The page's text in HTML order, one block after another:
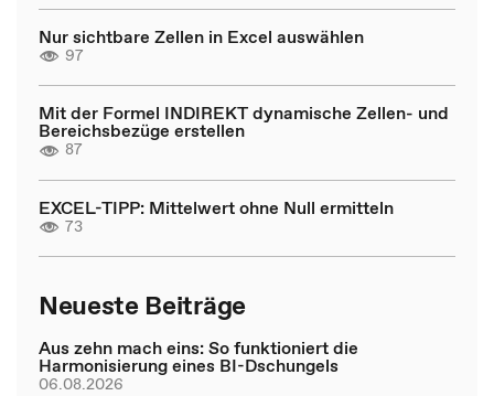
Nur sichtbare Zellen in Excel auswählen
97
Mit der Formel INDIREKT dynamische Zellen- und
Bereichsbezüge erstellen
87
EXCEL-TIPP: Mittelwert ohne Null ermitteln
73
Neueste Beiträge
Aus zehn mach eins: So funktioniert die
Harmonisierung eines BI-Dschungels
06.08.2026